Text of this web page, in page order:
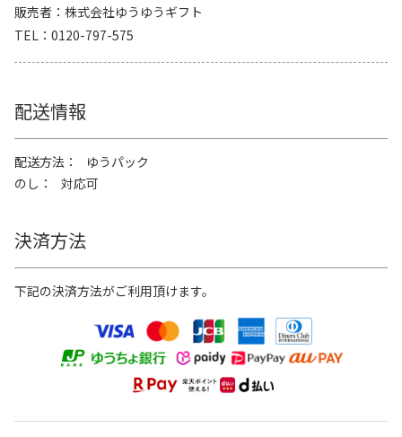
販売者
株式会社ゆうゆうギフト
TEL
0120-797-575
配送情報
配送方法
ゆうパック
のし
対応可
決済方法
下記の決済方法がご利用頂けます。